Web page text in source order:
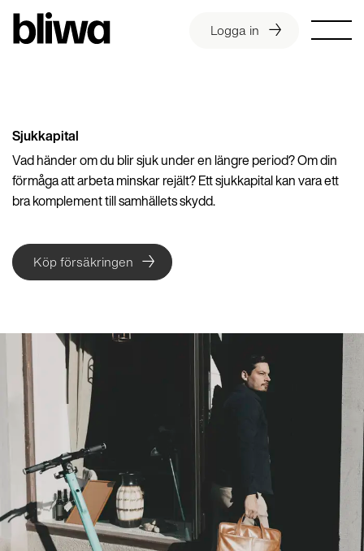
Logga in
Sjukkapital
Vad händer om du blir sjuk under en längre period? Om din
förmåga att arbeta minskar rejält? Ett sjukkapital kan vara ett
bra komplement till samhällets skydd.
Köp försäkringen